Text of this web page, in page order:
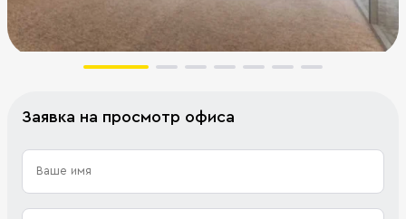
Заявка на просмотр офиса